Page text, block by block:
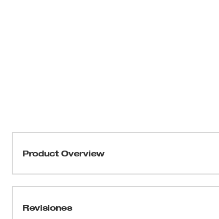
Product Overview
aprietatuercas magnético sujeta firmemente los
Revisiones